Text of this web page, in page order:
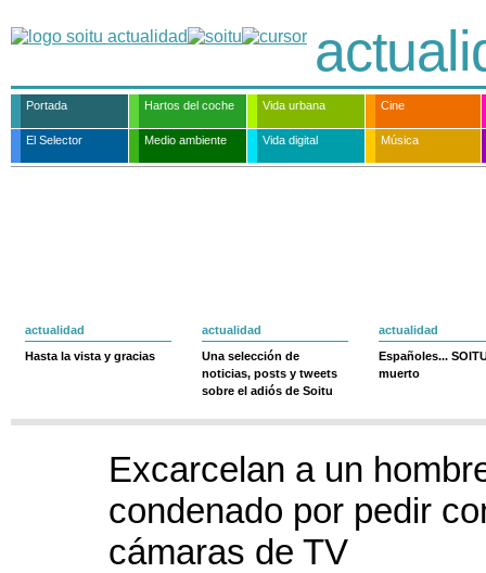
Portada Hartos del coche Vida urbana Cine
El Selector Medio ambiente Vida digital Música
actualidad
Hasta la vista y gracias
actualidad
Una selección de
noticias, posts y tweets
sobre el adiós de Soitu
actualidad
Españoles...
muerto
Excarcelan a un
condenado por pedir
cámaras de TV